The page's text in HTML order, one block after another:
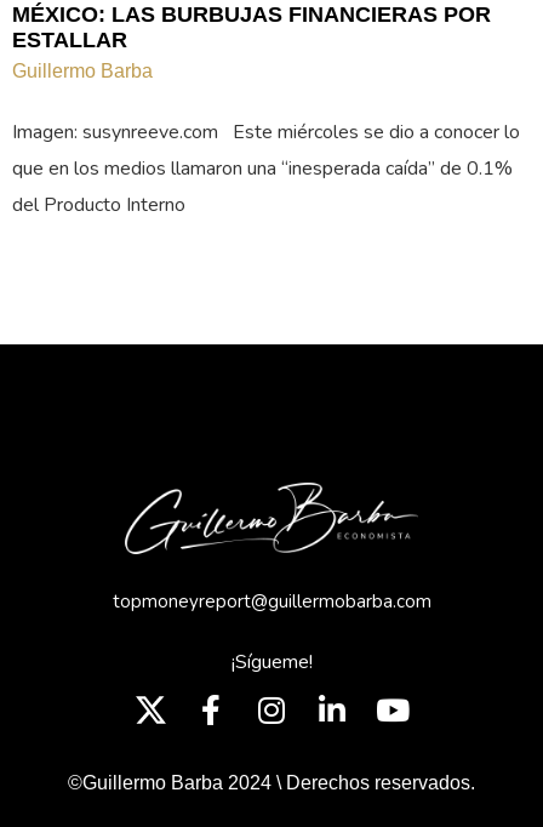
MÉXICO: LAS BURBUJAS FINANCIERAS POR
ESTALLAR
Guillermo Barba
Imagen: susynreeve.com Este miércoles se dio a conocer lo
que en los medios llamaron una “inesperada caída” de 0.1%
del Producto Interno
topmoneyreport@guillermobarba.com
¡Sígueme!
©Guillermo Barba 2024 \ Derechos reservados.